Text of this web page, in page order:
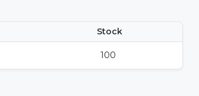
Stock
100